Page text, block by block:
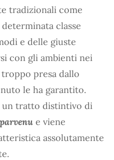
tradizionali come
classe
e delle giuste
con gli ambienti nei
troppo presa dallo
le ha garantito.
un tratto distintivo di
parvenu e viene
assolutamente